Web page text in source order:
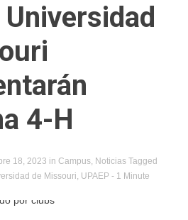
4-H
18, 2023 in Campus, Noticias Tagged
de Missouri, UPAEP - 1 Minute